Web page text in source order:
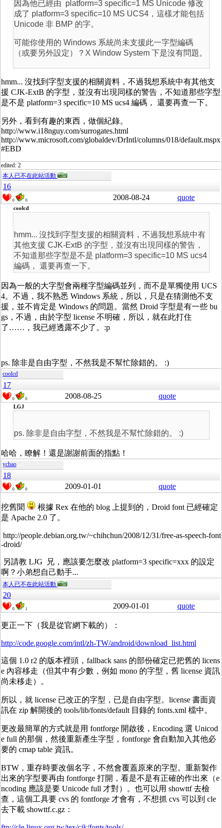
因為他已經由 platform=3 specific=1 MS Unicode 修改
成了 platform=3 specific=10 MS UCS4，這樣才能包括
Unicode 非 BMP 的字。
可能你使用的 Windows 系統尚未支援此一字型編碼
（或要另外設定）？X Window System 下是沒有問題。
hmm... 沒找到字型支援的相關資料，不過我想系統中有其他支
援 CJK-ExtB 的字型，並沒有出現同樣的警告，不知道那些字型
是不是 platform=3 specific=10 MS ucs4 編碼， 還要再查一下。
另外，看到有趣的東西，做個紀錄。
http://www.i18nguy.com/surrogates.html
http://www.microsoft.com/globaldev/DrIntl/columns/018/default.mspx
#EBD
edited: 2
本人已不在此站活動
16
0 0 2008-08-24 quote
coolcd
hmm... 沒找到字型支援的相關資料，不過我想系統中有
其他支援 CJK-ExtB 的字型，並沒有出現同樣的警告，
不知道那些字型是不是 platform=3 specific=10 MS ucs4
編碼， 還要再查一下。
因為一般的大字型會兩種字型編碼並列，而不是單獨使用 UCS
4。不過，我不熟悉 Windows 系統，所以，只是在猜測他不支
援，並不肯定是 Windows 的問題。當然 Droid 字型是有一些 bu
gs，不過，由於字型 license 不明確，所以，就在此打住
了……，我已經透露不少了。:p
ps. 除非是自由字型，不然我是不幫忙除錯的。 :)
coolcd
17
0 0 2008-08-25 quote
LGJ
ps. 除非是自由字型，不然我是不幫忙除錯的。 :)
哈哈，瞭解！還是謝謝前面的指點！
ychao
18
0 0 2009-01-01 quote
挖舊聞
根據 Rex 在他的 blog 上提到的，Droid font 已經確定
是 Apache 2.0 了。
http://people.debian.org.tw/~chihchun/2008/12/31/free-as-speech-font
-droid/
另請教 LJG 兄，應該要怎麼改 platform=3 specific=xxx 的設定
啊？小弟想自己動手...
本人已不在此站活動
20
0 1 2009-01-01 quote
更正一下（我是從官網下載的）：
http://code.google.com/intl/zh-TW/android/download_list.html
這個 1.0 r2 的版本裡頭，fallback sans 的部份確定已把舊的 licens
e 內容移走（但其中有少數，例如 mono 的字型，舊 license 資訊
尚未移走）。
所以，就 license 已改正的字型，已是自由字型。license 書面資
訊在 zip 解開後的 tools/lib/fonts/default 目錄的 fonts.xml 檔中。
更改最簡單的方式就是用 fontforge 開啟後，Encoding 選 Unicod
e full 的那個，然後重新產生字型，fontforge 會自動加入其他必
要的 cmap table 資訊。
BTW，重存時要改個名字，不然會覆蓋原來的字型。重新製作
出來的字型要再由 fontforge 打開，看是不是有正確的作出來（e
ncoding 應該是要 Unicode full 才對）。也可以用 showttf 去檢
查，這個工具要 cvs 的 fontforge 才會有，不想抓 cvs 可以到 cle
去下載 showttf.c.gz：